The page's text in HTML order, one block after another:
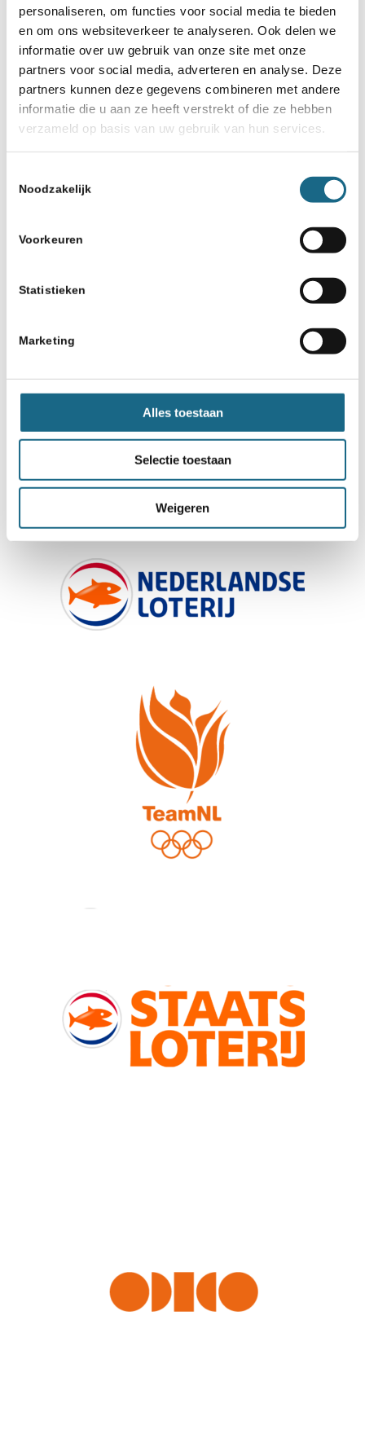
personaliseren, om functies voor social media te bieden
en om ons websiteverkeer te analyseren. Ook delen we
informatie over uw gebruik van onze site met onze
partners voor social media, adverteren en analyse. Deze
partners kunnen deze gegevens combineren met andere
informatie die u aan ze heeft verstrekt of die ze hebben
verzameld op basis van uw gebruik van hun services.
Noodzakelijk
Voorkeuren
Statistieken
Marketing
Alles toestaan
Selectie toestaan
Weigeren
Schaakhesjes enorm succes
18 september 2020
NK D eenmalig op 24-25
oktober in Doetinchem
Nederlanders op EK-individueel
Schaken.nl wordt mede mogelijk gemaakt
door: